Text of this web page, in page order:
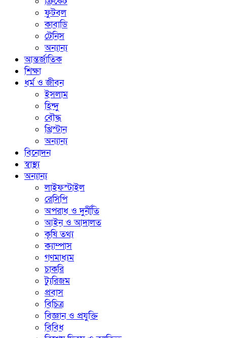
ফুটবল
কাবাডি
টেনিস
অন্যান্য
আন্তর্জাতিক
শিক্ষা
ধর্ম ও জীবন
ইসলাম
হিন্দু
বৌদ্ধ
খ্রিস্টান
অন্যান্য
বিনোদন
স্বাস্থ্য
অন্যান্য
লাইফস্টাইল
রেসিপি
অপরাধ ও দুর্নীতি
আইন ও আদালত
কৃষি তথ্য
ক্যাম্পাস
গণমাধ্যম
চাকরি
ট্যুরিজম
প্রবাস
বিচিত্র
বিজ্ঞান ও প্রযুক্তি
বিবিধ